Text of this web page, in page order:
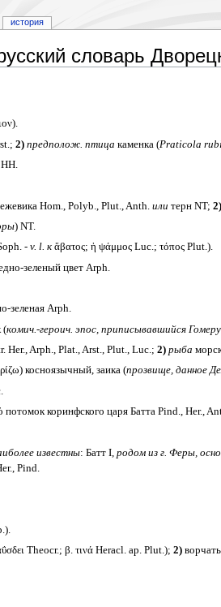
словарь
2) предполож. птица каменка (Praticola
Hom., Polyb., Plut., Anth. или терн NT; 2)
) NT.
- v. l. кἄβατος; ἡ ψάμμος Luc.; τόπος Plut.).
зеленый цвет Arph.
зеленая Arph.
(комич.-героич. эпос, приписывавшийся Гомеру
Her., Arph., Plat., Arst., Plut., Luc.; 2) рыба
косноязычный, заика (прозвище, данное
потомок коринфского царя Батта Pind., Her.,
известны: Батт I, родом из г. Феры,
Pind.
Theocr.; β. τινά Heracl. ap. Plut.); 2)
история